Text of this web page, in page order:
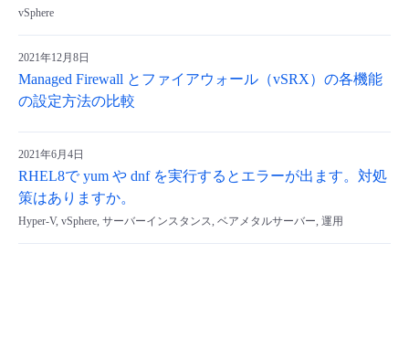
vSphere
2021年12月8日
Managed Firewall とファイアウォール（vSRX）の各機能
の設定方法の比較
2021年6月4日
RHEL8で yum や dnf を実行するとエラーが出ます。対処
策はありますか。
Hyper-V, vSphere, サーバーインスタンス, ベアメタルサーバー, 運用